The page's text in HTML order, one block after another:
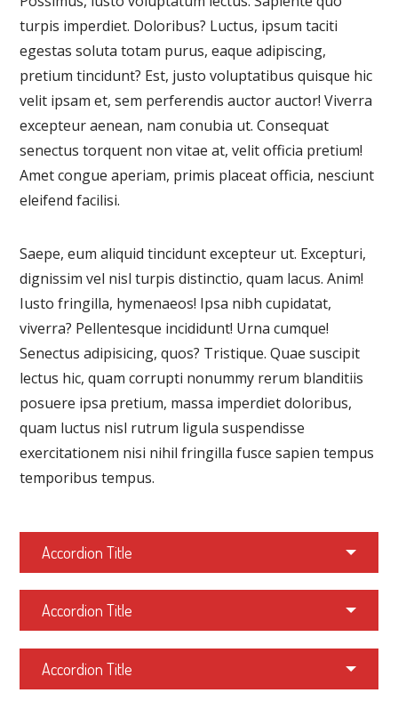
turpis imperdiet. Doloribus? Luctus, ipsum taciti
egestas soluta totam purus, eaque adipiscing,
pretium tincidunt? Est, justo voluptatibus quisque hic
velit ipsam et, sem perferendis auctor auctor! Viverra
excepteur aenean, nam conubia ut. Consequat
senectus torquent non vitae at, velit officia pretium!
Amet congue aperiam, primis placeat officia, nesciunt
eleifend facilisi.
Saepe, eum aliquid tincidunt excepteur ut. Excepturi,
dignissim vel nisl turpis distinctio, quam lacus. Anim!
Iusto fringilla, hymenaeos! Ipsa nibh cupidatat,
viverra? Pellentesque incididunt! Urna cumque!
Senectus adipisicing, quos? Tristique. Quae suscipit
lectus hic, quam corrupti nonummy rerum blanditiis
posuere ipsa pretium, massa imperdiet doloribus,
quam luctus nisl rutrum ligula suspendisse
exercitationem nisi nihil fringilla fusce sapien tempus
temporibus tempus.
Accordion Title
Accordion Title
Accordion Title